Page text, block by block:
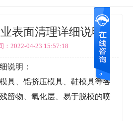
表面清理详细说明
：2022-04-23 15:57:18
说明：
具、铝挤压模具、鞋模具等各
留物、氧化层、易于脱模的喷